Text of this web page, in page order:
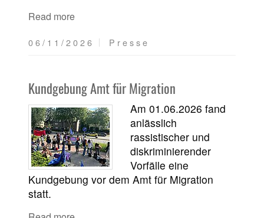
Read more
06/11/2026 Presse
Kundgebung Amt für Migration
Am 01.06.2026 fand
anlässlich
rassistischer und
diskriminierender
Vorfälle eine
Kundgebung vor dem Amt für Migration
statt.